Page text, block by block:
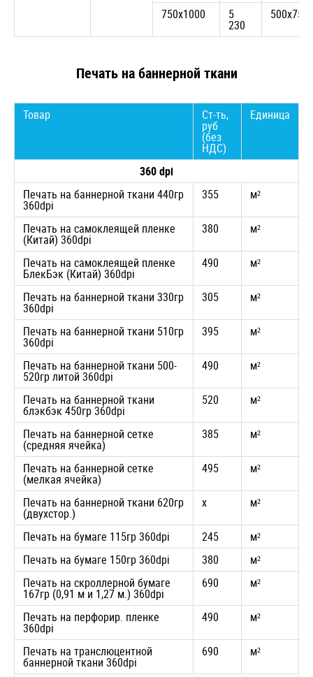
750х1000 5
230
500х750
Печать на баннерной ткани
Товар Ст-ть,
руб
(без
НДС)
Единица
360 dpi
Печать на баннерной ткани 440гр
360dpi
355 м²
Печать на самоклеящей пленке
(Китай) 360dpi
380 м²
Печать на самоклеящей пленке
БлекБэк (Китай) 360dpi
490 м²
Печать на баннерной ткани 330гр
360dpi
305 м²
Печать на баннерной ткани 510гр
360dpi
395 м²
Печать на баннерной ткани 500-
520гр литой 360dpi
490 м²
Печать на баннерной ткани
блэкбэк 450гр 360dpi
520 м²
Печать на баннерной сетке
(средняя ячейка)
385 м²
Печать на баннерной сетке
(мелкая ячейка)
495 м²
Печать на баннерной ткани 620гр
(двухстор.)
x м²
Печать на бумаге 115гр 360dpi 245
м²
Печать на бумаге 150гр 360dpi
380
м²
Печать на скроллерной бумаге
167гр (0,91 м и 1,27 м.) 360dpi
690 м²
Печать на перфорир. пленке
360dpi
490 м²
Печать на транслюцентной
баннерной ткани 360dpi
690 м²